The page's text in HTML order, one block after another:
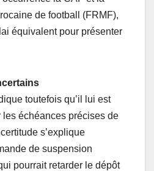
de football (FRMF),
équivalent pour présenter
toutefois qu’il lui est
échéances précises de
s’explique
de suspension
pourrait retarder le dépôt